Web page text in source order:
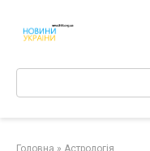
контенту
Поиск:
Головна » Астрологія